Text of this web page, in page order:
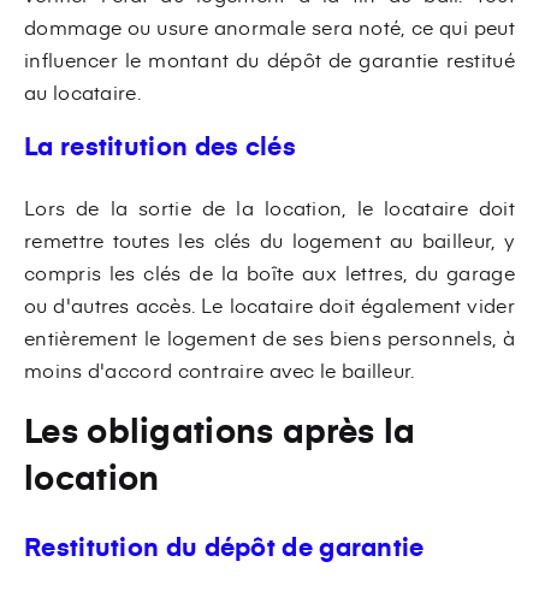
dommage ou usure anormale sera noté, ce qui peut
influencer le montant du dépôt de garantie restitué
au locataire.
La restitution des clés
Lors de la sortie de la location, le locataire doit
remettre toutes les clés du logement au bailleur, y
compris les clés de la boîte aux lettres, du garage
ou d'autres accès. Le locataire doit également vider
entièrement le logement de ses biens personnels, à
moins d'accord contraire avec le bailleur.
Les obligations après la
location
Restitution du dépôt de garantie